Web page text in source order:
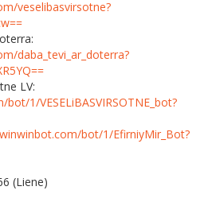
veselibasvirsotne?
daba_tevi_ar_doterra?
LV:
1/VESELiBASVIRSOTNE_bot?
bot/1/EfirniyMir_Bot?
(Liene)